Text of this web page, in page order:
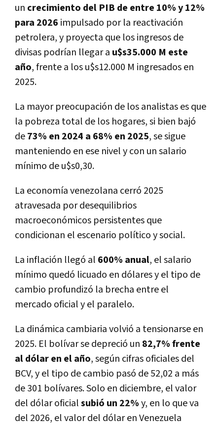
un crecimiento del PIB de entre 10% y 12%
para 2026 impulsado por la reactivación
petrolera, y proyecta que los ingresos de
divisas podrían llegar a u$s35.000 M este
año, frente a los u$s12.000 M ingresados en
2025.
La mayor preocupación de los analistas es que
la pobreza total de los hogares, si bien bajó
de73% en 2024 a 68% en 2025, se sigue
manteniendo en ese nivel y con un salario
mínimo de u$s0,30.
La economía venezolana cerró 2025
atravesada por desequilibrios
macroeconómicos persistentes que
condicionan el escenario político y social.
La inflación llegó al 600% anual, el salario
mínimo quedó licuado en dólares y el tipo de
cambio profundizó la brecha entre el
mercado oficial y el paralelo.
La dinámica cambiaria volvió a tensionarse en
2025. El bolívar se depreció un 82,7% frente
al dólar en el año, según cifras oficiales del
BCV, y el tipo de cambio pasó de 52,02 a más
de 301 bolívares. Solo en diciembre, el valor
del dólar oficialsubió un 22%y, en lo que va
del 2026, el valor del dólar en Venezuela